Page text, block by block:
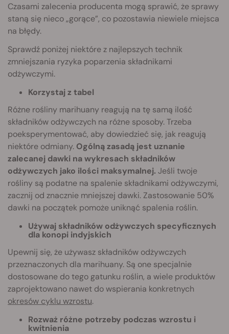
Czasami zalecenia producenta mogą sprawić, że sprawy
staną się nieco „gorące”, co pozostawia niewiele miejsca
na błędy.
Sprawdź poniżej niektóre z najlepszych technik
zmniejszania ryzyka poparzenia składnikami
odżywczymi.
Korzystaj z tabel
Różne rośliny marihuany reagują na tę samą ilość
składników odżywczych na różne sposoby. Trzeba
poeksperymentować, aby dowiedzieć się, jak reagują
niektóre odmiany. Ogólną zasadą jest uznanie
zalecanej dawki na wykresach składników
odżywczych jako ilości maksymalnej. Jeśli twoje
rośliny są podatne na spalenie składnikami odżywczymi,
zacznij od znacznie mniejszej dawki. Zastosowanie 50%
dawki na początek pomoże uniknąć spalenia roślin.
Używaj składników odżywczych specyficznych
dla konopi indyjskich
Upewnij się, że używasz składników odżywczych
przeznaczonych dla marihuany. Są one specjalnie
dostosowane do tego gatunku roślin, a wiele produktów
zaprojektowano nawet do wspierania konkretnych
okresów cyklu wzrostu.
Rozważ różne potrzeby podczas wzrostu i
kwitnienia